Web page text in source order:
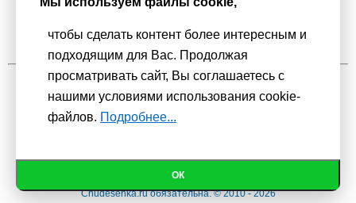
новый год близко
При использовании материалов активная гиперссылка на
Сhudesenka.ru обязательна. © 2010 - 2026
чтобы сделать контент более интересным и
подходящим для Вас. Продолжая
просматривать сайт, Вы соглашаетесь с
нашими условиями использования cookie-
файлов. Подробнее...
ОК